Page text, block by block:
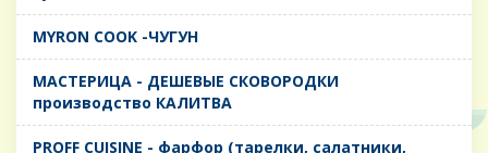
MYRON COOK -ЧУГУН
MАСТЕРИЦА - ДЕШЕВЫЕ СКОВОРОДКИ
производство КАЛИТВА
PROFF CUISINE - фарфор (тарелки, салатники,